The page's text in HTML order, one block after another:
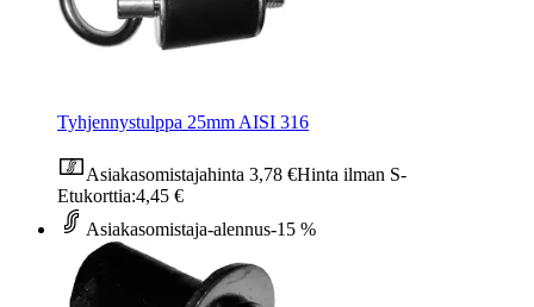
Tyhjennystulppa 25mm AISI 316
Asiakasomistajahinta 3,78 €Hinta ilman S-
Etukorttia:4,45 €
Asiakasomistaja-alennus-15 %